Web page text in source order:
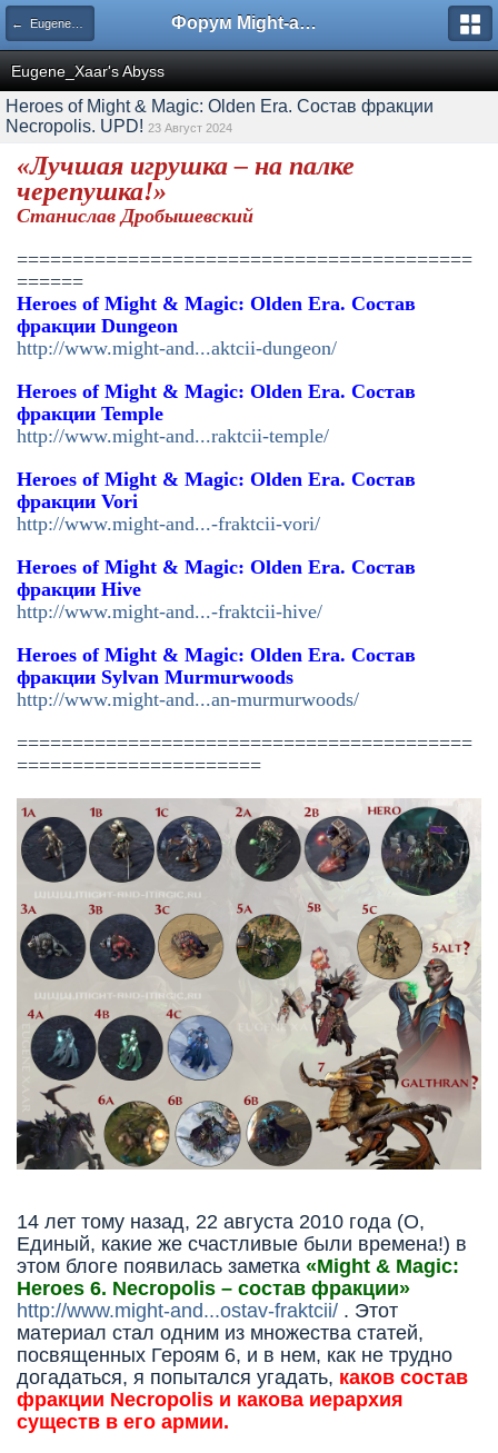
← Eugene_Xaar's Abyss Форум Might-and-Magic.ru
Eugene_Xaar's Abyss
Heroes of Might & Magic: Olden Era. Состав фракции
Necropolis. UPD! 23 Август 2024
«Лучшая игрушка – на палке
черепушка!»
Станислав Дробышевский
=========================================
======
Heroes of Might & Magic: Olden Era. Состав
фракции Dungeon
http://www.might-and...aktcii-dungeon/
Heroes of Might & Magic: Olden Era. Состав
фракции Temple
http://www.might-and...raktcii-temple/
Heroes of Might & Magic: Olden Era. Состав
фракции Vori
http://www.might-and...-fraktcii-vori/
Heroes of Might & Magic: Olden Era. Состав
фракции Hive
http://www.might-and...-fraktcii-hive/
Heroes of Might & Magic: Olden Era. Состав
фракции Sylvan Murmurwoods
http://www.might-and...an-murmurwoods/
=========================================
======================
14 лет тому назад, 22 августа 2010 года (О,
Единый, какие же счастливые были времена!) в
этом блоге появилась заметка «Might & Magic:
Heroes 6. Necropolis – состав фракции»
http://www.might-and...ostav-fraktcii/ . Этот
материал стал одним из множества статей,
посвященных Героям 6, и в нем, как не трудно
догадаться, я попытался угадать, каков состав
фракции Necropolis и какова иерархия
существ в его армии.